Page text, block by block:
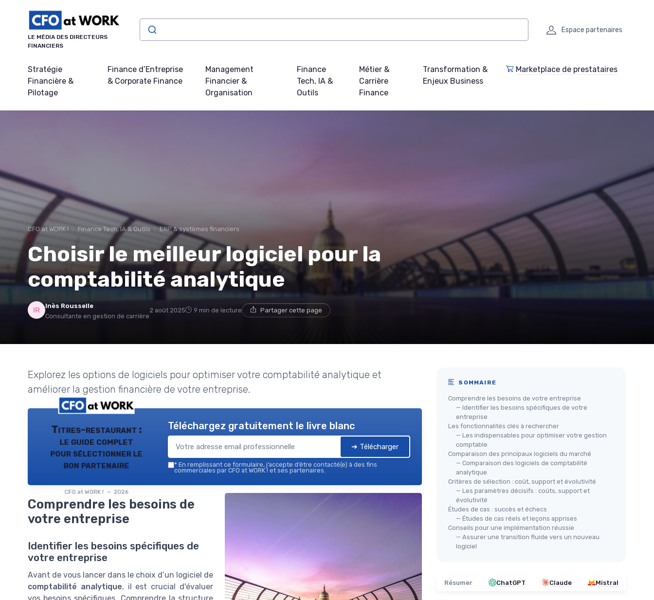
LE MÉDIA DES DIRECTEURS
FINANCIERS
Espace partenaires
Stratégie
Financière &
Pilotage
Finance d’Entreprise
& Corporate Finance
Management
Financier &
Organisation
Finance
Tech, IA &
Outils
Métier &
Carrière
Finance
Transformation &
Enjeux Business
Marketplace de prestataires
CFO at WORK ! Finance Tech, IA & Outils ERP & systèmes financiers
Choisir le meilleur logiciel pour la
comptabilité analytique
Inès Rousselle
Consultante en gestion de carrière
2 août 2025 9 min de lecture Partager cette page
Explorez les options de logiciels pour optimiser votre comptabilité analytique et
améliorer la gestion financière de votre entreprise.
Titres-restaurant :
le guide complet
pour sélectionner le
bon partenaire
CFO at WORK ! — 2026
Téléchargez gratuitement le livre blanc
➔ Télécharger
* En remplissant ce formulaire, j’accepte d’être contacté(e) à des fins
commerciales par CFO at WORK ! et ses partenaires.
Comprendre les besoins de
votre entreprise
Identifier les besoins spécifiques de
votre entreprise
Avant de vous lancer dans le choix d’un logiciel de
comptabilité analytique, il est crucial d'évaluer
SOMMAIRE
Comprendre les besoins de votre entreprise
— Identifier les besoins spécifiques de votre
entreprise
Les fonctionnalités clés à rechercher
— Les indispensables pour optimiser votre gestion
comptable
Comparaison des principaux logiciels du marché
— Comparaison des logiciels de comptabilité
analytique
Critères de sélection : coût, support et évolutivité
— Les paramètres décisifs : coûts, support et
évolutivité
Études de cas : succès et échecs
— Études de cas réels et leçons apprises
Conseils pour une implémentation réussie
— Assurer une transition fluide vers un nouveau
logiciel
Résumer ChatGPT Claude Mistral